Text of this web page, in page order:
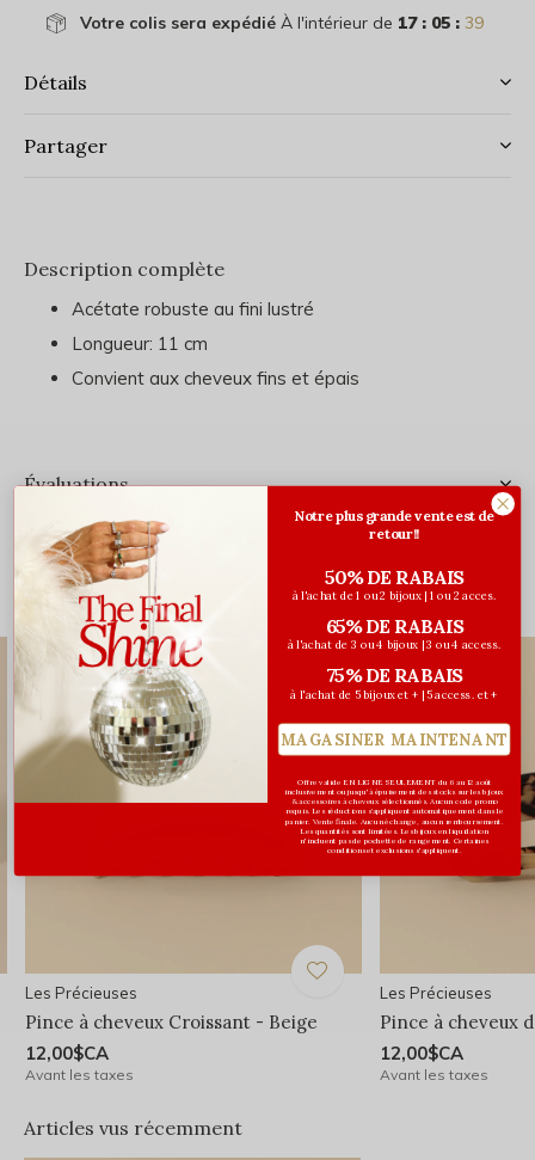
Votre colis sera expédiéÀ l'intérieur de 17 : 05 : 39
Détails
Partager
Description complète
Acétate robuste au fini lustré
Longueur: 11 cm
Convient aux cheveux fins et épais
Évaluations
Vous pourriez aussi aimer...
Les Précieuses
Pince à cheveux Croissant - Beige
12,00$CA
Avant les taxes
Les Précieuses
Pince à cheveux
12,00$CA
Avant les taxes
Articles vus récemment
Notre plus grande vente est de
retour!!
50% DE RABAIS
à l'achat de 1 ou 2 bijoux | 1 ou 2 acces.
65% DE RABAIS
à l'achat de 3 ou 4 bijoux | 3 ou 4 access.
75% DE RABAIS
à l'achat de 5 bijoux et + | 5 access. et +
MAGASINER MAINTENANT
Offre valide EN LIGNE SEULEMENT du 6 au 12 août
inclusivement ou jusqu'à épuisement des stocks sur les bijoux
& accessoires à cheveux sélectionnés. Aucun code promo
requis. Les réductions s’appliquent automatiquement dans le
panier. Vente finale. Aucun échange, aucun remboursement.
Les quantités sont limitées. Les bijoux en liquidation
n'incluent pas de pochette de rangement. Certaines
conditions et exclusions s'appliquent.